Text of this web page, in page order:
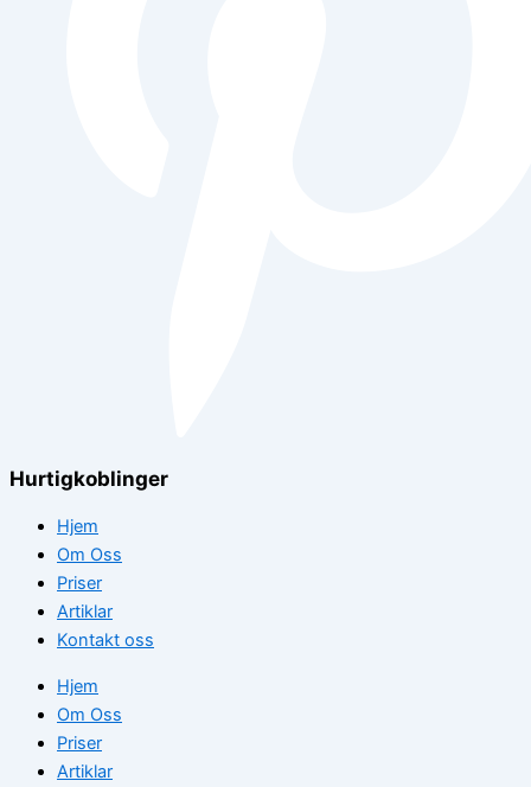
Hurtigkoblinger
Hjem
Om Oss
Priser
Artiklar
Kontakt oss
Hjem
Om Oss
Priser
Artiklar